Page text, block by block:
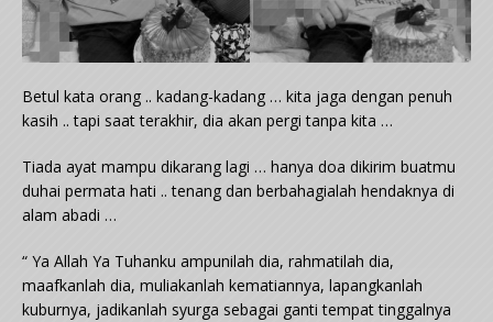
Betul kata orang .. kadang-kadang … kita jaga dengan penuh
kasih .. tapi saat terakhir, dia akan pergi tanpa kita …
Tiada ayat mampu dikarang lagi … hanya doa dikirim buatmu
duhai permata hati .. tenang dan berbahagialah hendaknya di
alam abadi …
“ Ya Allah Ya Tuhanku ampunilah dia, rahmatilah dia,
maafkanlah dia, muliakanlah kematiannya, lapangkanlah
kuburnya, jadikanlah syurga sebagai ganti tempat tinggalnya